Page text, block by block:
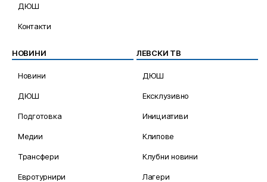
ДЮШ
Контакти
НОВИНИ
Новини
ДЮШ
Подготовка
Медии
Трансфери
Евротурнири
ЛЕВСКИ ТВ
ДЮШ
Ексклузивно
Инициативи
Клипове
Клубни новини
Лагери